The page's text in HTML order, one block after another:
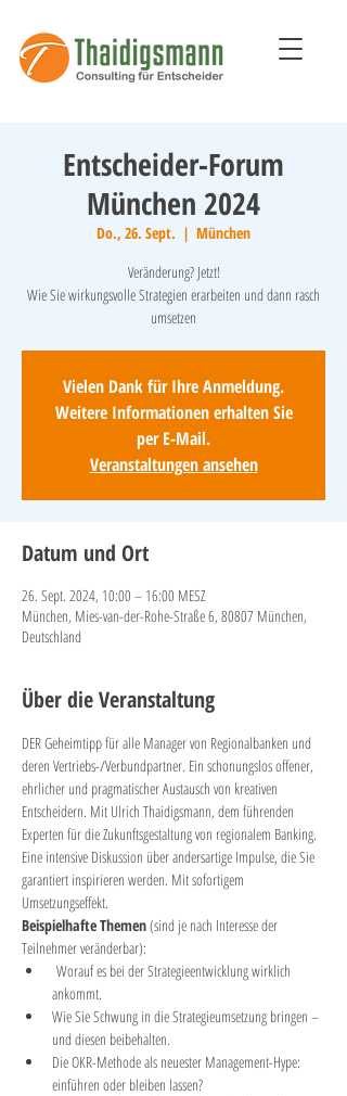
Entscheider-Forum
München 2024
Do., 26. Sept.
  |
München
Veränderung? Jetzt!
Wie Sie wirkungsvolle Strategien erarbeiten und dann rasch
umsetzen
Vielen Dank für Ihre Anmeldung.
Weitere Informationen erhalten Sie
per E-Mail.
Veranstaltungen ansehen
Datum und Ort
26. Sept. 2024, 10:00 – 16:00 MESZ
München, Mies-van-der-Rohe-Straße 6, 80807 München,
Deutschland
Über die Veranstaltung
DER Geheimtipp für alle Manager von Regionalbanken und
deren Vertriebs-/Verbundpartner. Ein schonungslos offener,
ehrlicher und pragmatischer Austausch von kreativen
Entscheidern. Mit Ulrich Thaidigsmann, dem führenden
Experten für die Zukunftsgestaltung von regionalem Banking.
Eine intensive Diskussion über andersartige Impulse, die Sie
garantiert inspirieren werden. Mit sofortigem
Umsetzungseffekt.
Beispielhafte Themen (sind je nach Interesse der
Teilnehmer veränderbar):
Worauf es bei der Strategieentwicklung wirklich
ankommt.
Wie Sie Schwung in die Strategieumsetzung bringen –
und diesen beibehalten.
Die OKR-Methode als neuester Management-Hype:
einführen oder bleiben lassen?